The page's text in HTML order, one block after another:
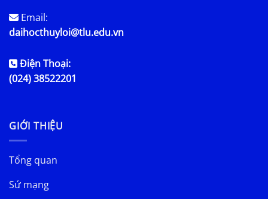
Email:
daihocthuyloi@tlu.edu.vn
Điện Thoại:
(024) 38522201
GIỚI THIỆU
Tổng quan
Sứ mạng